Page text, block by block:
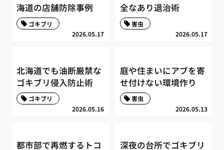
海道の店舗防除事例
2026.05.17
ゴキブリ
全なあり退治術
2026.05.17
害虫
北海道でも油断厳禁な
ゴキブリ侵入防止術
2026.05.16
ゴキブリ
庭や住まいにアブを寄
せ付けない環境作り
2026.05.13
害虫
都市部で再燃するトコ
深夜の台所でゴキブリ